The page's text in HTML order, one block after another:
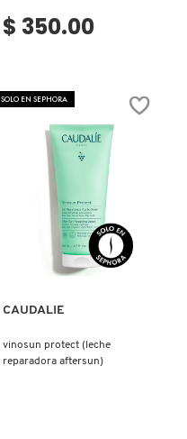
$ 350.00
SOLO EN SEPHORA
Ver más
CAUDALIE
vinosun protect (leche
reparadora aftersun)